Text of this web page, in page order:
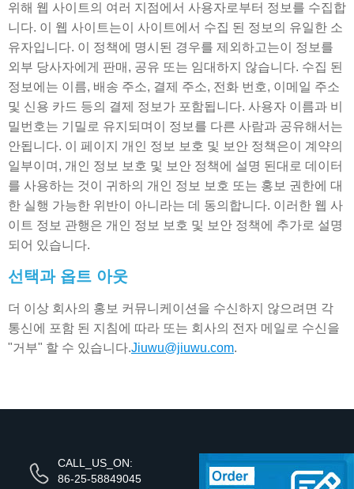
위해 웹 사이트의 여러 지점에서 사용자로부터 정보를 수집합
니다. 이 웹 사이트는이 사이트에서 수집 된 정보의 유일한 소
유자입니다. 이 정책에 명시된 경우를 제외하고는이 정보를
외부 당사자에게 판매, 공유 또는 임대하지 않습니다. 수집 된
정보에는 이름, 배송 주소, 결제 주소, 전화 번호, 이메일 주소
및 신용 카드 등의 결제 정보가 포함됩니다. 사용자 이름과 비
밀번호는 기밀로 유지되며이 정보를 다른 사람과 공유해서는
안됩니다. 이 페이지 개인 정보 보호 및 보안 정책은이 계약의
일부이며, 개인 정보 보호 및 보안 정책에 설명 된대로 데이터
를 사용하는 것이 귀하의 개인 정보 보호 또는 홍보 권한에 대
한 실행 가능한 위반이 아니라는 데 동의합니다. 이러한 웹 사
이트 정보 관행은 개인 정보 보호 및 보안 정책에 추가로 설명
되어 있습니다.
선택과 옵트 아웃
더 이상 회사의 홍보 커뮤니케이션을 수신하지 않으려면 각
통신에 포함 된 지침에 따라 또는 회사의 전자 메일로 수신을
"거부" 할 수 있습니다.Jiuwu@jiuwu.com.
CALL_US_ON:
86-25-58849045